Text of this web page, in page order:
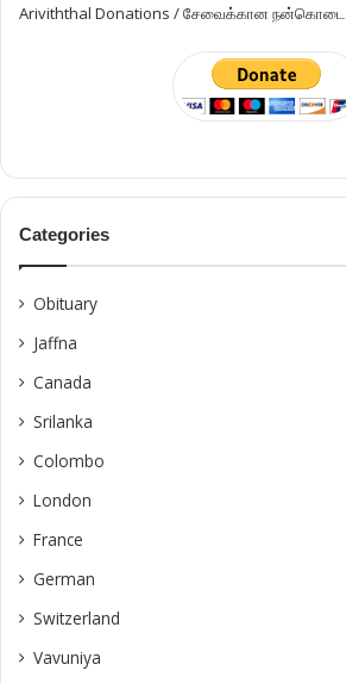
Ariviththal Donations / சேவைக்கான நன்கொடை
Categories
Obituary
Jaffna
Canada
Srilanka
Colombo
London
France
German
Switzerland
Vavuniya